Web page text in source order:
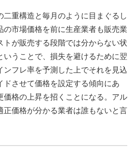
二重構造と毎月のように目まぐるし
の市場価格を前に生産業者も販売業
トが販売する段階では分からない状
いうことで、損失を避けるために翌
ンフレ率を予測した上でそれを見込
ドさせて価格を設定する傾向にあ
価格の上昇を招くことになる。アル
正価格が分かる業者は誰もないと言